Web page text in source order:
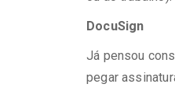
DocuSign
Já pensou
pegar